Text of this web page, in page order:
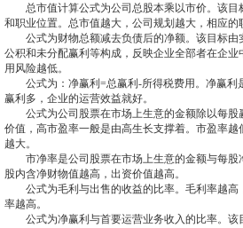
总市值计算公式为公司总股本乘以市价。该目
和职业位置。总市值越大，公司规划越大，相应的
公式为财物总额减去负债后的净额。该目标由
公积和未分配赢利等构成，反映企业全部者在企
用风险越低。
公式为：净赢利=总赢利-所得税费用。净赢利
赢利多，企业的运营效益就好。
公式为公司股票在市场上生意的金额除以每股
价值，高市盈率一般是由高生长支撑着。市盈率
越大。
市净率是公司股票在市场上生意的金额与每股
股内含净财物值越高，出资价值越高。
公式为毛利与出售的收益的比率。毛利率越高
率越高。
公式为净赢利与首要运营业务收入的比率。该